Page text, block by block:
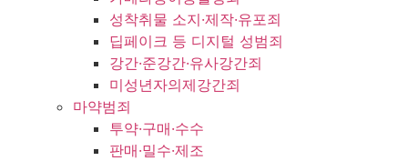
성착취물 소지·제작·유포죄
딥페이크 등 디지털 성범죄
강간·준강간·유사강간죄
미성년자의제강간죄
마약범죄
투약·구매·수수
판매·밀수·제조